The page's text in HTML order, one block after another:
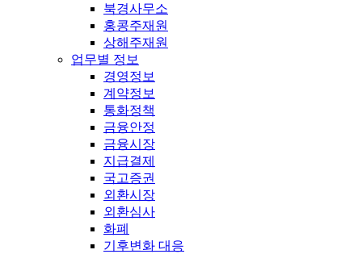
북경사무소
홍콩주재원
상해주재원
업무별 정보
경영정보
계약정보
통화정책
금융안정
금융시장
지급결제
국고증권
외환시장
외환심사
화폐
기후변화 대응